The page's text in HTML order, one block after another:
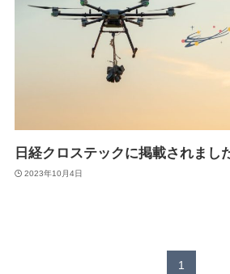
Suveyor-Ⅱ
Suveyor-Ⅲ
日経クロステックに掲載されまし
2023年10月4日
1